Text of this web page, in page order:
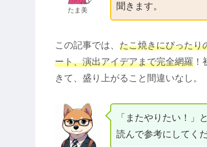
たま美
聞きます。
この記事では、 たこ焼きにぴったり
ート、演出アイデアまで完全網羅
きて、盛り上がること間違いなし。
「またやりたい！」
読んで参考にしてくだ